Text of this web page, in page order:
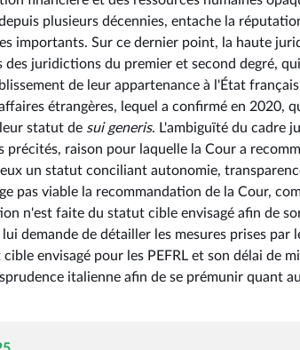
plusieurs décennies, entache la
importants. Sur ce dernier point, la haute
des juridictions du premier et second degré,
de leur appartenance à l'État
étrangères, lequel a confirmé en 2020,
statut de sui generis. L'ambiguïté du cadre
précités, raison pour laquelle la Cour a
un statut conciliant autonomie,
pas viable la recommandation de la Cour,
n'est faite du statut cible envisagé afin de
demande de détailler les mesures prises
envisagé pour les PEFRL et son délai de
italienne afin de se prémunir quant